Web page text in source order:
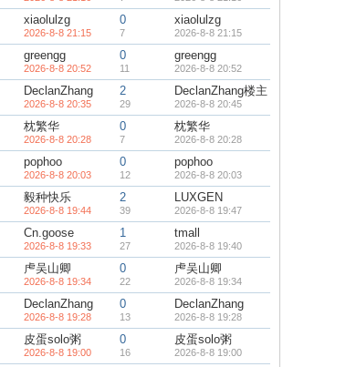
xiaolulzg
2026-8-8 21:15
0
7
xiaolulzg
2026-8-8 21:15
greengg
2026-8-8 20:52
0
11
greengg
2026-8-8 20:52
DeclanZhang
2026-8-8 20:35
2
29
DeclanZhang楼主
2026-8-8 20:45
枕繁华
2026-8-8 20:28
0
7
枕繁华
2026-8-8 20:28
pophoo
2026-8-8 20:03
0
12
pophoo
2026-8-8 20:03
毅种快乐
2026-8-8 19:44
2
39
LUXGEN
2026-8-8 19:47
Cn.goose
2026-8-8 19:33
1
27
tmall
2026-8-8 19:40
虍吴山卿
2026-8-8 19:34
0
22
虍吴山卿
2026-8-8 19:34
DeclanZhang
2026-8-8 19:28
0
13
DeclanZhang
2026-8-8 19:28
皮蛋solo粥
2026-8-8 19:00
0
16
皮蛋solo粥
2026-8-8 19:00